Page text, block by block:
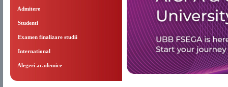
Admitere
Studenti
Examen finalizare studii
International
Alegeri academice